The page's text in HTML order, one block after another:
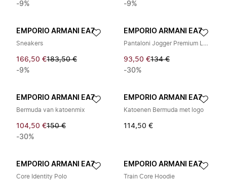
-9%
-9%
EMPORIO ARMANI EA7
Sneakers
166,50 €183,50 €
-9%
EMPORIO ARMANI EA7
Pantaloni Jogger Premium Label
93,50 €134 €
-30%
EMPORIO ARMANI EA7
Bermuda van katoenmix
104,50 €150 €
-30%
EMPORIO ARMANI EA7
Katoenen Bermuda met logo
114,50 €
EMPORIO ARMANI EA7
Core Identity Polo
EMPORIO ARMANI EA7
Train Core Hoodie